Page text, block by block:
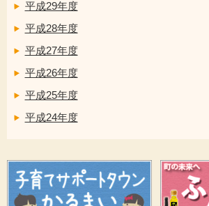
平成29年度
平成28年度
平成27年度
平成26年度
平成25年度
平成24年度